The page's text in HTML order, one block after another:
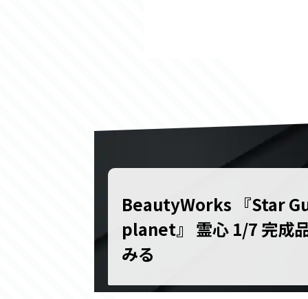
BeautyWorks 『Star
planet』 霊心 1/7 完成
みる